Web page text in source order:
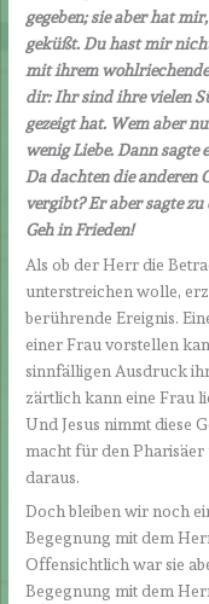
gegeben; sie aber hat
geküßt. Du hast mir
mit ihrem
dir: Ihr sind ihre vielen
gezeigt hat. Wem aber
wenig Liebe. Dann sagte
Da dachten die anderen
vergibt? Er aber sagte
Geh in Frieden!
Als ob der Herr die
unterstreichen wolle,
berührende Ereignis.
einer Frau vorstellen
sinnfälligen Ausdruck
zärtlich kann eine Frau
Und Jesus nimmt diese
macht für den Pharisäer
daraus.
Doch bleiben wir noch
Begegnung mit dem
Offensichtlich war sie
Begegnung mit dem